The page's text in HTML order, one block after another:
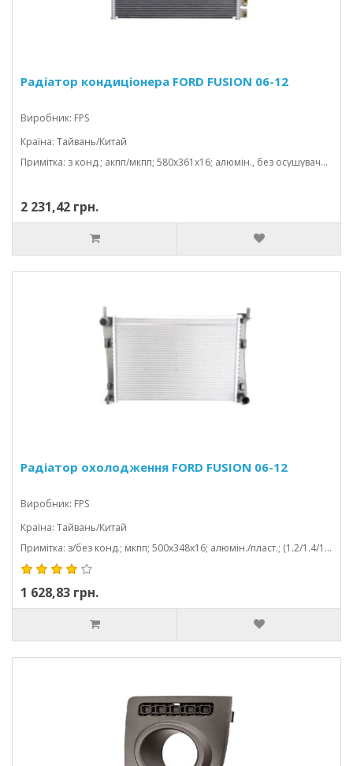
Радіатор кондиціонера FORD FUSION 06-12
Виробник: FPS
Країна: Тайвань/Китай
Примітка: з конд.; акпп/мкпп; 580x361x16; алюмін., без осушувача; (1.2/1.3/1.4 tdci/1.4/1.6 tdci/1.6/2.0/1.4 d)
2 231,42 грн.
Радіатор охолодження FORD FUSION 06-12
Виробник: FPS
Країна: Тайвань/Китай
Примітка: з/без конд.; мкпп; 500x348x16; алюмін./пласт.; (1.2/1.4/1.6/1.3); паяний
1 628,83 грн.